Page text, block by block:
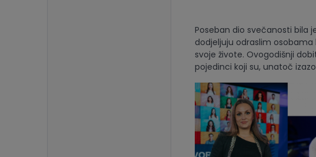
Poseban dio svečanosti bila
dodjeljuju odraslim
svoje živote. Ovogodišnji
pojedinci koji su, unatoč